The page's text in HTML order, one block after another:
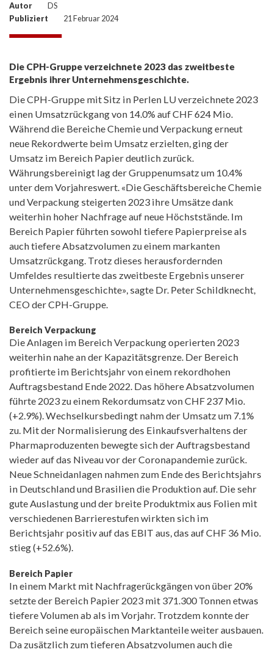
Autor
DS
Publiziert
21 Februar 2024
Die CPH-Gruppe verzeichnete 2023 das zweitbeste
Ergebnis ihrer Unternehmensgeschichte.
Die CPH-Gruppe mit Sitz in Perlen LU verzeichnete 2023
einen Umsatzrückgang von 14.0% auf CHF 624 Mio.
Während die Bereiche Chemie und Verpackung erneut
neue Rekordwerte beim Umsatz erzielten, ging der
Umsatz im Bereich Papier deutlich zurück.
Währungsbereinigt lag der Gruppenumsatz um 10.4%
unter dem Vorjahreswert. «Die Geschäftsbereiche Chemie
und Verpackung steigerten 2023 ihre Umsätze dank
weiterhin hoher Nachfrage auf neue Höchststände. Im
Bereich Papier führten sowohl tiefere Papierpreise als
auch tiefere Absatzvolumen zu einem markanten
Umsatzrückgang. Trotz dieses herausfordernden
Umfeldes resultierte das zweitbeste Ergebnis unserer
Unternehmensgeschichte», sagte Dr. Peter Schildknecht,
CEO der CPH-Gruppe.
Bereich Verpackung
Die Anlagen im Bereich Verpackung operierten 2023
weiterhin nahe an der Kapazitätsgrenze. Der Bereich
profitierte im Berichtsjahr von einem rekordhohen
Auftragsbestand Ende 2022. Das höhere Absatzvolumen
führte 2023 zu einem Rekordumsatz von CHF 237 Mio.
(+2.9%). Wechselkursbedingt nahm der Umsatz um 7.1%
zu. Mit der Normalisierung des Einkaufsverhaltens der
Pharmaproduzenten bewegte sich der Auftragsbestand
wieder auf das Niveau vor der Coronapandemie zurück.
Neue Schneidanlagen nahmen zum Ende des Berichtsjahrs
in Deutschland und Brasilien die Produktion auf. Die sehr
gute Auslastung und der breite Produktmix aus Folien mit
verschiedenen Barrierestufen wirkten sich im
Berichtsjahr positiv auf das EBIT aus, das auf CHF 36 Mio.
stieg (+52.6%).
Bereich Papier
In einem Markt mit Nachfragerückgängen von über 20%
setzte der Bereich Papier 2023 mit 371.300 Tonnen etwas
tiefere Volumen ab als im Vorjahr. Trotzdem konnte der
Bereich seine europäischen Marktanteile weiter ausbauen.
Da zusätzlich zum tieferen Absatzvolumen auch die